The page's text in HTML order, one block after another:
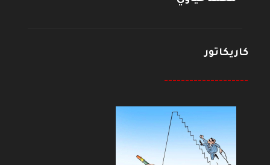
كاريكاتور
--------------------